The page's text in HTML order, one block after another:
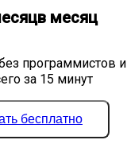
программистов и
за 15 минут
в месяц
бесплатно